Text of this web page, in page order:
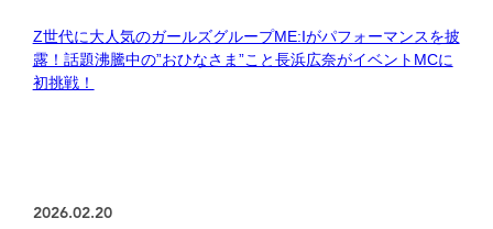
Z世代に大人気のガールズグループME:Iがパフォーマンスを披
露！話題沸騰中の”おひなさま”こと長浜広奈がイベントMCに
初挑戦！
2026.02.20